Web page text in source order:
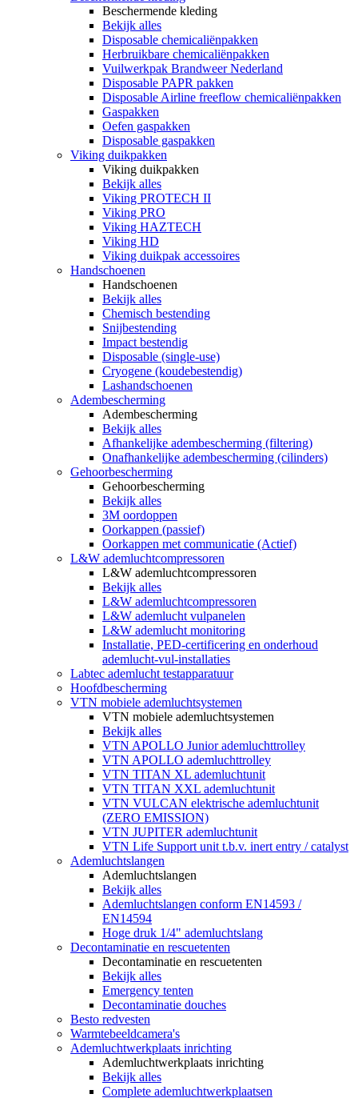
Beschermende kleding
Bekijk alles
Disposable chemicaliënpakken
Herbruikbare chemicaliënpakken
Vuilwerkpak Brandweer Nederland
Disposable PAPR pakken
Disposable Airline freeflow chemicaliënpakken
Gaspakken
Oefen gaspakken
Disposable gaspakken
Viking duikpakken
Viking duikpakken
Bekijk alles
Viking PROTECH II
Viking PRO
Viking HAZTECH
Viking HD
Viking duikpak accessoires
Handschoenen
Handschoenen
Bekijk alles
Chemisch bestending
Snijbestending
Impact bestendig
Disposable (single-use)
Cryogene (koudebestendig)
Lashandschoenen
Adembescherming
Adembescherming
Bekijk alles
Afhankelijke adembescherming (filtering)
Onafhankelijke adembescherming (cilinders)
Gehoorbescherming
Gehoorbescherming
Bekijk alles
3M oordoppen
Oorkappen (passief)
Oorkappen met communicatie (Actief)
L&W ademluchtcompressoren
L&W ademluchtcompressoren
Bekijk alles
L&W ademluchtcompressoren
L&W ademlucht vulpanelen
L&W ademlucht monitoring
Installatie, PED-certificering en onderhoud
ademlucht-vul-installaties
Labtec ademlucht testapparatuur
Hoofdbescherming
VTN mobiele ademluchtsystemen
VTN mobiele ademluchtsystemen
Bekijk alles
VTN APOLLO Junior ademluchttrolley
VTN APOLLO ademluchttrolley
VTN TITAN XL ademluchtunit
VTN TITAN XXL ademluchtunit
VTN VULCAN elektrische ademluchtunit
(ZERO EMISSION)
VTN JUPITER ademluchtunit
VTN Life Support unit t.b.v. inert entry / catalyst
Ademluchtslangen
Ademluchtslangen
Bekijk alles
Ademluchtslangen conform EN14593 /
EN14594
Hoge druk 1/4" ademluchtslang
Decontaminatie en rescuetenten
Decontaminatie en rescuetenten
Bekijk alles
Emergency tenten
Decontaminatie douches
Besto redvesten
Warmtebeeldcamera's
Ademluchtwerkplaats inrichting
Ademluchtwerkplaats inrichting
Bekijk alles
Complete ademluchtwerkplaatsen